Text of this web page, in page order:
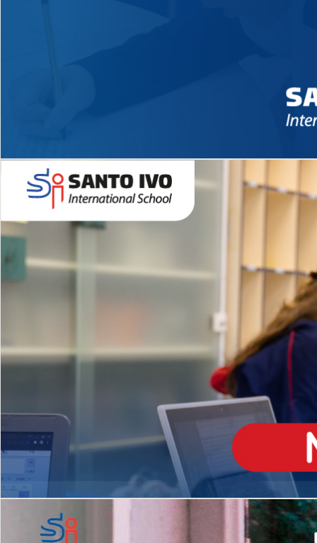
Novidades 2026 High School
Matrículas Abertas 2026
EDUCAÇÃO INFANTIL
Inglês todos os dias
MÉDIO
igh School
Dupla Diplomação
2º AO 5º ANO FUNDAMENTAL